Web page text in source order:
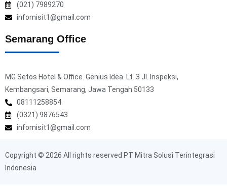
(021) 7989270
infomisit1@gmail.com
Semarang Office
MG Setos Hotel & Office. Genius Idea. Lt. 3 Jl. Inspeksi,
Kembangsari, Semarang, Jawa Tengah 50133
08111258854
(0321) 9876543
infomisit1@gmail.com
Copyright © 2026 All rights reserved PT Mitra Solusi Terintegrasi
Indonesia